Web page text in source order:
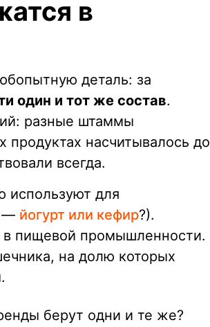
в
деталь: за
один и тот же состав.
разные штаммы
насчитывалось до
всегда.
используют для
— йогурт или кефир?).
пищевой промышленности.
на долю которых
берут одни и те же?